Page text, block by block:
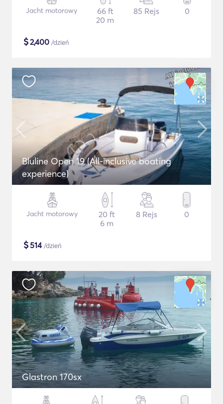
Jacht motorowy
66 ft
20 m
85 Rejs 0
$2,400 /dzień
Bluline Open 19 (All-inclusive boating
experience)
Jacht motorowy
20 ft
6 m
8 Rejs 0
$514/dzień
Glastron 170sx